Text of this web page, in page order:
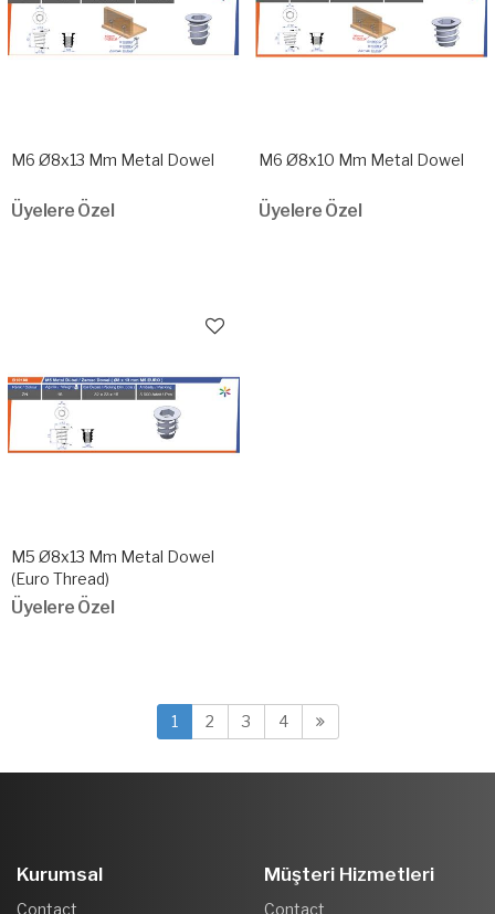
M6 Ø8x13 Mm Metal Dowel
Üyelere Özel
M6 Ø8x10 Mm Metal Dowel
Üyelere Özel
M5 Ø8x13 Mm Metal Dowel
(Euro Thread)
Üyelere Özel
1 2 3 4
Kurumsal
Contact
Müşteri Hizmetleri
Contact